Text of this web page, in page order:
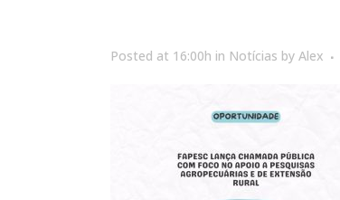
Posted at 16:00h in Notícias by Alex